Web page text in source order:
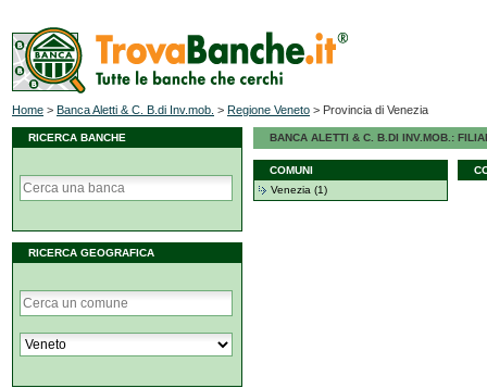
Home > Banca Aletti & C. B.di Inv.mob. > Regione Veneto > Provincia di Venezia
RICERCA BANCHE
RICERCA GEOGRAFICA
BANCA ALETTI & C. B.DI INV.MOB.:
COMUNI
Venezia (1)